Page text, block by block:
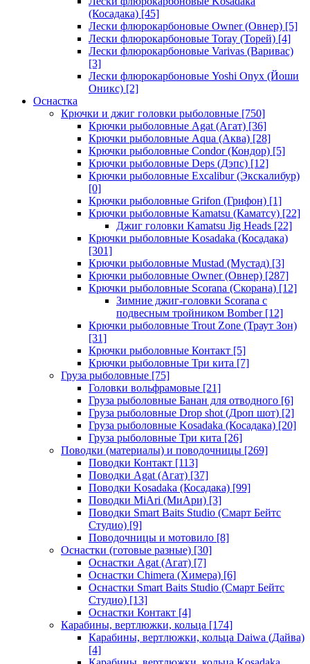
(Косадака) [45]
Лески флюрокарбоновые Owner (Овнер) [5]
Лески флюрокарбоновые Toray (Торей) [4]
Лески флюрокарбоновые Varivas (Варивас)
[3]
Лески флюрокарбоновые Yoshi Onyx (Йоши
Оникс) [2]
Оснастка
Крючки и джиг головки рыболовные [750]
Крючки рыболовные Agat (Агат) [36]
Крючки рыболовные Aqua (Аква) [28]
Крючки рыболовные Condor (Кондор) [5]
Крючки рыболовные Deps (Дэпс) [12]
Крючки рыболовные Excalibur (Экскалибур)
[0]
Крючки рыболовные Grifon (Грифон) [1]
Крючки рыболовные Kamatsu (Каматсу) [22]
Джиг головки Kamatsu Jig Heads [22]
Крючки рыболовные Kosadaka (Косадака)
[301]
Крючки рыболовные Mustad (Мустад) [3]
Крючки рыболовные Owner (Овнер) [287]
Крючки рыболовные Scorana (Скорана) [12]
Зимние джиг-головки Scorana с
подвесным тройником Bomber[12]
Крючки рыболовные Trout Zone (Траут Зон)
[31]
Крючки рыболовные Контакт [5]
Крючки рыболовные Три кита [7]
Груза рыболовные [75]
Головки вольфрамовые [21]
Груза рыболовные Банан для отводного [6]
Груза рыболовные Drop shot (Дроп шот) [2]
Груза рыболовные Kosadaka (Косадака) [20]
Груза рыболовные Три кита [26]
Поводки (материалы) и поводочницы [269]
Поводки Контакт [113]
Поводки Agat (Агат) [37]
Поводки Kosadaka (Косадака) [99]
Поводки MiAri (МиАри) [3]
Поводки Smart Baits Studio (Смарт Бейтс
Студио) [9]
Поводочницы и мотовило [8]
Оснастки (готовые разные) [30]
Оснастки Agat (Агат) [7]
Оснастки Chimera (Химера) [6]
Оснастки Smart Baits Studio (Смарт Бейтс
Студио) [13]
Оснастки Контакт [4]
Карабины, вертлюжки, кольца [174]
Карабины, вертлюжки, кольца Daiwa (Дайва)
[4]